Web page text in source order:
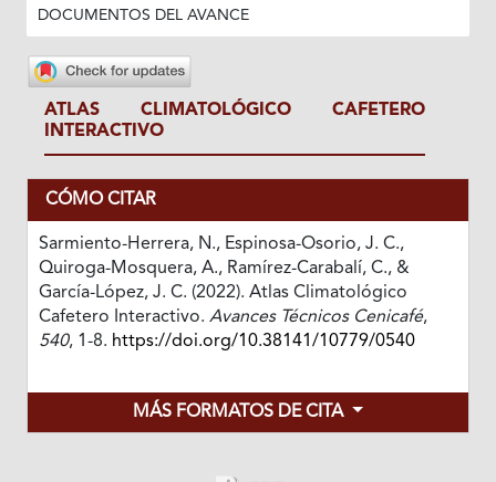
DOCUMENTOS DEL AVANCE
ATLAS CLIMATOLÓGICO CAFETERO
INTERACTIVO
CÓMO CITAR
Sarmiento-Herrera, N., Espinosa-Osorio, J. C.,
Quiroga-Mosquera, A., Ramírez-Carabalí, C., &
García-López, J. C. (2022). Atlas Climatológico
Cafetero Interactivo. Avances Técnicos Cenicafé,
540, 1-8. https://doi.org/10.38141/10779/0540
MÁS FORMATOS DE CITA